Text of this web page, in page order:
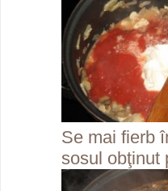
Se mai fierb
sosul obţinut